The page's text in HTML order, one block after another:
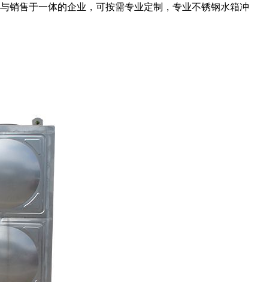
销售于一体的企业，可按需专业定制，专业不锈钢水箱冲